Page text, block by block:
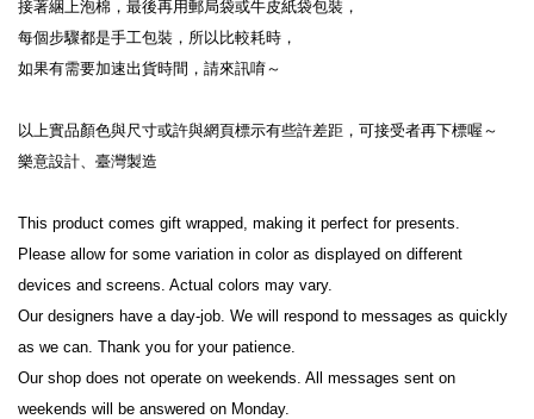
接著綑上泡棉，最後再用郵局袋或牛皮紙袋包裝，
每個步驟都是手工包裝，所以比較耗時，
如果有需要加速出貨時間，請來訊唷～
以上實品顏色與尺寸或許與網頁標示有些許差距，可接受者再下標喔～
樂意設計、臺灣製造
This product comes gift wrapped, making it perfect for presents.
Please allow for some variation in color as displayed on different
devices and screens. Actual colors may vary.
Our designers have a day-job. We will respond to messages as quickly
as we can. Thank you for your patience.
Our shop does not operate on weekends. All messages sent on
weekends will be answered on Monday.